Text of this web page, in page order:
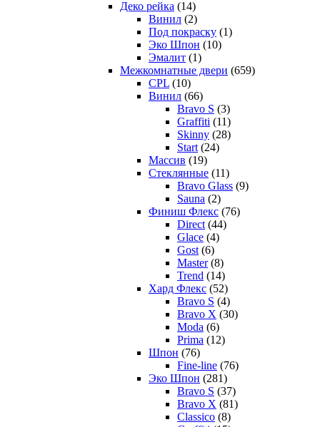
Деко рейка (14)
Винил (2)
Под покраску (1)
Эко Шпон (10)
Эмалит (1)
Межкомнатные двери (659)
CPL (10)
Винил (66)
Bravo S (3)
Graffiti (11)
Skinny (28)
Start (24)
Массив (19)
Стеклянные (11)
Bravo Glass (9)
Sauna (2)
Финиш Флекс (76)
Direct (44)
Glace (4)
Gost (6)
Master (8)
Trend (14)
Хард Флекс (52)
Bravo S (4)
Bravo X (30)
Moda (6)
Prima (12)
Шпон (76)
Fine-line (76)
Эко Шпон (281)
Bravo S (37)
Bravo X (81)
Classico (8)